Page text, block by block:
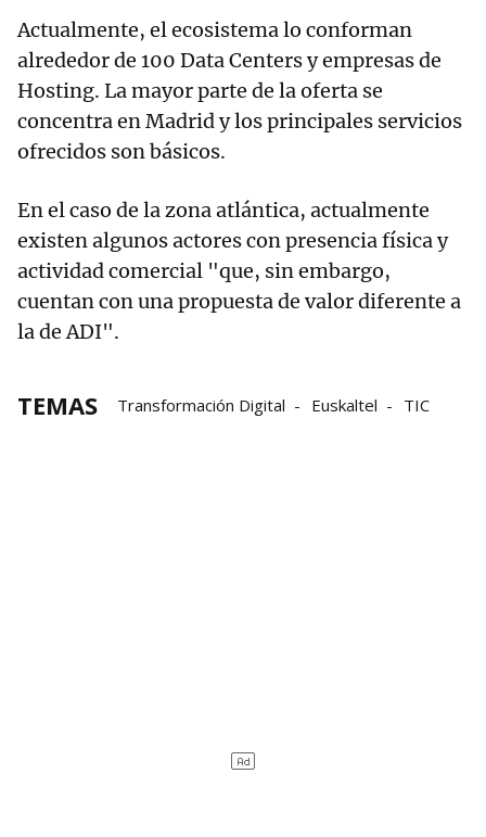
Actualmente, el ecosistema lo conforman
alrededor de 100 Data Centers y empresas de
Hosting. La mayor parte de la oferta se
concentra en Madrid y los principales servicios
ofrecidos son básicos.
En el caso de la zona atlántica, actualmente
existen algunos actores con presencia física y
actividad comercial "que, sin embargo,
cuentan con una propuesta de valor diferente a
la de ADI".
TEMAS Transformación Digital Euskaltel TIC